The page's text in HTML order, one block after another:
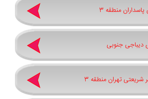
منطقه 3
دیباجی جنوبی
شریعتی تهران منطقه 3